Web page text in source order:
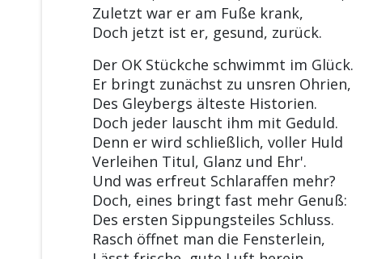
Zuletzt war er am Fuße krank,
Doch jetzt ist er, gesund, zurück.
Der OK Stückche schwimmt im Glück.
Er bringt zunächst zu unsren Ohrien,
Des Gleybergs älteste Historien.
Doch jeder lauscht ihm mit Geduld.
Denn er wird schließlich, voller Huld
Verleihen Titul, Glanz und Ehr'.
Und was erfreut Schlaraffen mehr?
Doch, eines bringt fast mehr Genuß:
Des ersten Sippungsteiles Schluss.
Rasch öffnet man die Fensterlein,